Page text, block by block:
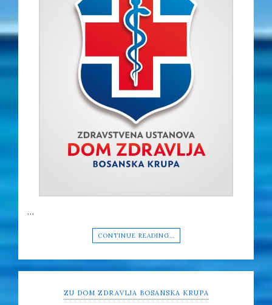
…
CONTINUE READING…
ZU DOM ZDRAVLJA BOSANSKA KRUPA